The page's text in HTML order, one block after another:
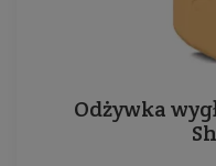
Odżywka